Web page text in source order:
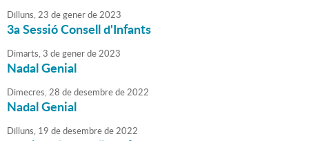
Dilluns,23 degenerde2023
3a Sessió Consell d'Infants
Dimarts,3 degenerde2023
Nadal Genial
Dimecres,28 dedesembrede2022
Nadal Genial
Dilluns, 19 dedesembrede2022